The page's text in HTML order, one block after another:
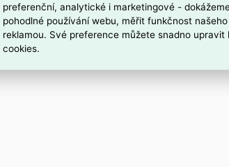
preferenční, analytické i marketingové -
pohodlné používání webu, měřit funkčnost
reklamou. Své preference můžete snadno upravit
cookies.